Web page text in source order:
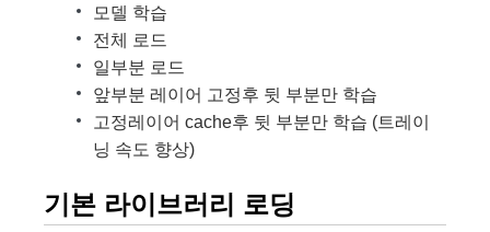
모델 학습
전체 로드
일부분 로드
앞부분 레이어 고정후 뒷 부분만 학습
고정레이어 cache후 뒷 부분만 학습 (트레이
닝 속도 향상)
기본 라이브러리 로딩